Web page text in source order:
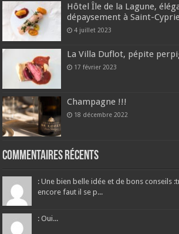
Hôtel Île de la Lagune,
dépaysement à Saint-
4 juillet 2023
La Villa Duflot, pépite
17 février 2023
Champagne !!!
18 décembre 2022
Commentaires récents
: Une bien belle idée et de bons conseils
encore faut il se p...
: Oui...